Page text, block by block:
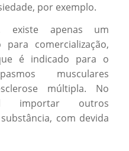
por exemplo.
existe apenas um
comercialização,
é indicado para o
musculares
múltipla. No
importar outros
com devida